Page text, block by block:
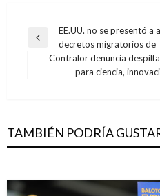
Navegación
entradas
Entrada
anterior
EE.UU. no se presentó a
decretos migratorios de
Contralor denuncia
para ciencia,
TAMBIÉN PODRÍA
periodismo estudiantil
Giovanni Alarcón M. jueves